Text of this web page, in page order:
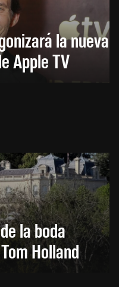
la nueva
Apple TV
la boda
Holland